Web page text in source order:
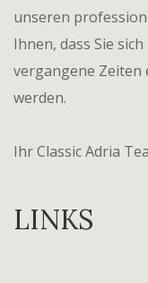
unseren
Ihnen, dass Sie
vergangene Zeiten
werden.
Ihr Classic Adria
LINKS